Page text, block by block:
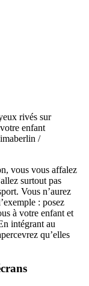
rivés sur
enfant
/
vous vous affalez
surtout pas
Vous n’aurez
: posez
à votre enfant et
intégrant au
qu’elles